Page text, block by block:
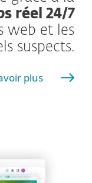
réel 24/7
web et les
suspects.
plus